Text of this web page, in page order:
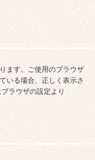
ます。ご使用のブラウザ
いる場合、正しく表示さ
ラウザの設定より